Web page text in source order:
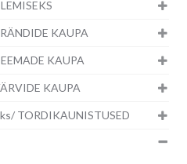
KAUPA
KAUPA
KAUPA
TORDIKAUNISTUSED